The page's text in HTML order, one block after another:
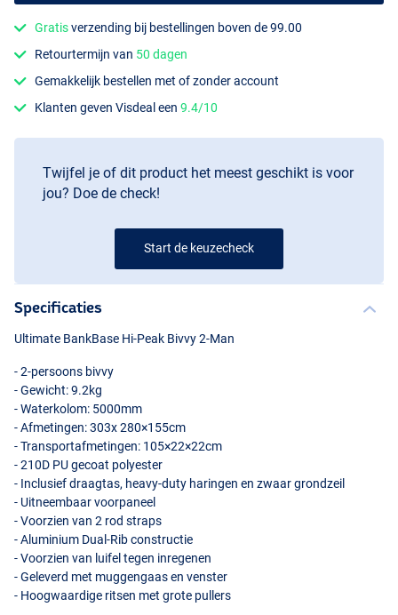
Gratisverzending bij bestellingen boven de 99.00
Retourtermijn van 50 dagen
Gemakkelijk bestellen met of zonder account
Klanten geven Visdeal een9.4/10
Twijfel je of dit product het meest geschikt is voor
jou? Doe de check!
Start de keuzecheck
Specificaties
Ultimate BankBase Hi-Peak Bivvy 2-Man
- 2-persoons bivvy
- Gewicht: 9.2kg
- Waterkolom: 5000mm
- Afmetingen: 303x 280×155cm
- Transportafmetingen: 105×22×22cm
- 210D PU gecoat polyester
- Inclusief draagtas, heavy-duty haringen en zwaar grondzeil
- Uitneembaar voorpaneel
- Voorzien van 2 rod straps
- Aluminium Dual-Rib constructie
- Voorzien van luifel tegen inregenen
- Geleverd met muggengaas en venster
- Hoogwaardige ritsen met grote pullers